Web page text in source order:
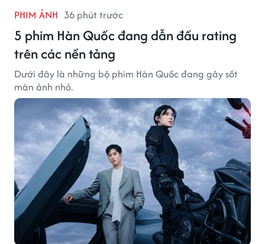
PHIM ẢNH 36 phút trước
5 phim Hàn Quốc đang dẫn đầu rating
trên các nền tảng
Dưới đây là những bộ phim Hàn Quốc đang gây sốt
màn ảnh nhỏ.